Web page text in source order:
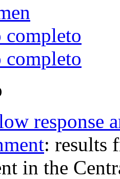
completo
completo
response
: results
in the